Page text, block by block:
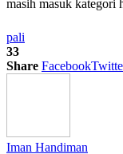
masih masuk kategori
pali
33
Share Facebook
Iman Handiman